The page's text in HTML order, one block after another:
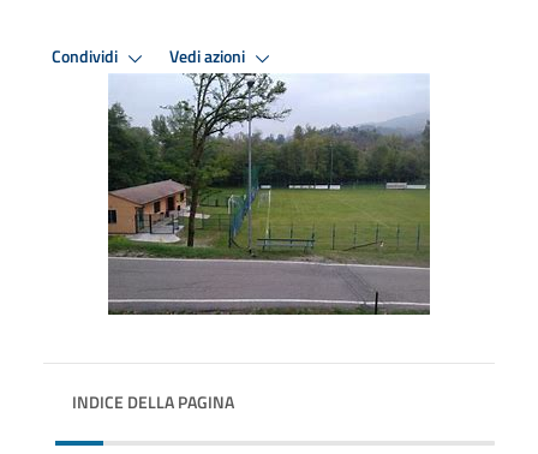
Condividi Vedi azioni
INDICE DELLA PAGINA